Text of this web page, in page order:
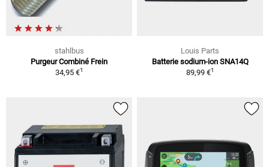
stahlbus
Purgeur Combiné Frein
34,95 €1
Louis Parts
Batterie sodium-ion SNA14Q
89,99 €1